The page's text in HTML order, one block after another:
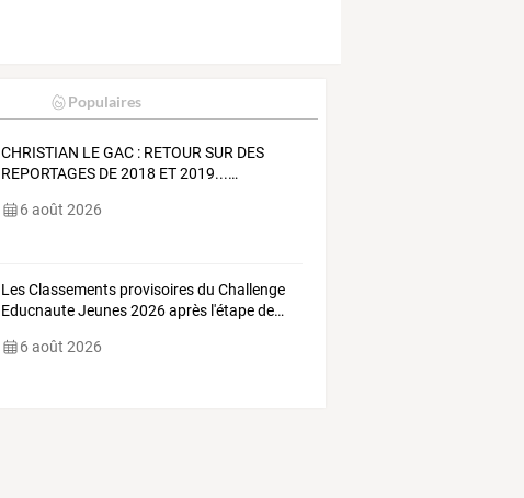
Populaires
CHRISTIAN LEGAC : RETOURSUR DES
REPORTAGES DE2018 ET2019...…
6 août 2026
LesClassements provisoiresdu Challenge
EducnauteJeunes2026après l'étapede…
6 août 2026